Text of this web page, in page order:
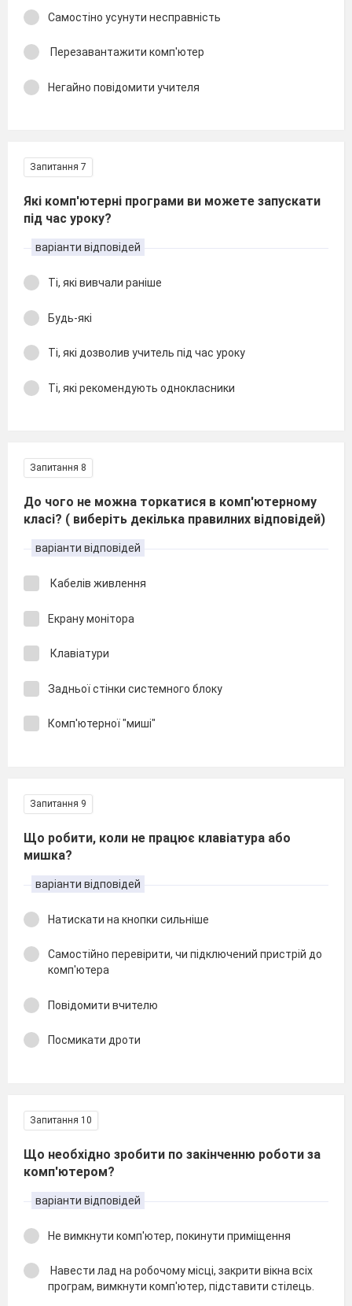
Самостіно усунути несправність
Перезавантажити комп'ютер
Негайно повідомити учителя
Запитання 7
Які комп'ютерні програми ви можете запускати
під час уроку?
варіанти відповідей
Ті, які вивчали раніше
Будь-які
Ті, які дозволив учитель під час уроку
Ті, які рекомендують однокласники
Запитання 8
До чого не можна торкатися в комп'ютерному
класі? ( виберіть декілька правилних відповідей)
варіанти відповідей
Кабелів живлення
Екрану монітора
Клавіатури
Задньої стінки системного блоку
Комп'ютерної "миші"
Запитання 9
Що робити, коли не працює клавіатура або
мишка?
варіанти відповідей
Натискати на кнопки сильніше
Самостійно перевірити, чи підключений пристрій до
комп'ютера
Повідомити вчителю
Посмикати дроти
Запитання 10
Що необхідно зробити по закінченню роботи за
комп'ютером?
варіанти відповідей
Не вимкнути комп'ютер, покинути приміщення
Навести лад на робочому місці, закрити вікна всіх
програм, вимкнути комп'ютер, підставити стілець.